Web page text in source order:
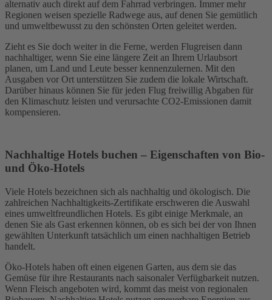
alternativ auch direkt auf dem Fahrrad verbringen. Immer mehr
Regionen weisen spezielle Radwege aus, auf denen Sie gemütlich
und umweltbewusst zu den schönsten Orten geleitet werden.
Zieht es Sie doch weiter in die Ferne, werden Flugreisen dann
nachhaltiger, wenn Sie eine längere Zeit an Ihrem Urlaubsort
planen, um Land und Leute besser kennenzulernen. Mit den
Ausgaben vor Ort unterstützen Sie zudem die lokale Wirtschaft.
Darüber hinaus können Sie für jeden Flug freiwillig Abgaben für
den Klimaschutz leisten und verursachte CO2-Emissionen damit
kompensieren.
Nachhaltige Hotels buchen – Eigenschaften von Bio-
und Öko-Hotels
Viele Hotels bezeichnen sich als nachhaltig und ökologisch. Die
zahlreichen Nachhaltigkeits-Zertifikate erschweren die Auswahl
eines umweltfreundlichen Hotels. Es gibt einige Merkmale, an
denen Sie als Gast erkennen können, ob es sich bei der von Ihnen
gewählten Unterkunft tatsächlich um einen nachhaltigen Betrieb
handelt.
Öko-Hotels haben oft einen eigenen Garten, aus dem sie das
Gemüse für ihre Restaurants nach saisonaler Verfügbarkeit nutzen.
Wenn Fleisch angeboten wird, kommt das meist von regionalen